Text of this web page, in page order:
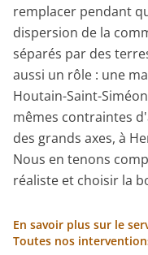
remplacer pendant
dispersion de la
séparés par des
aussi un rôle : une
Houtain-Saint-
mêmes contraintes
des grands axes, à
Nous en tenons
réaliste et choisir la
En savoir plus sur le
Toutes nos